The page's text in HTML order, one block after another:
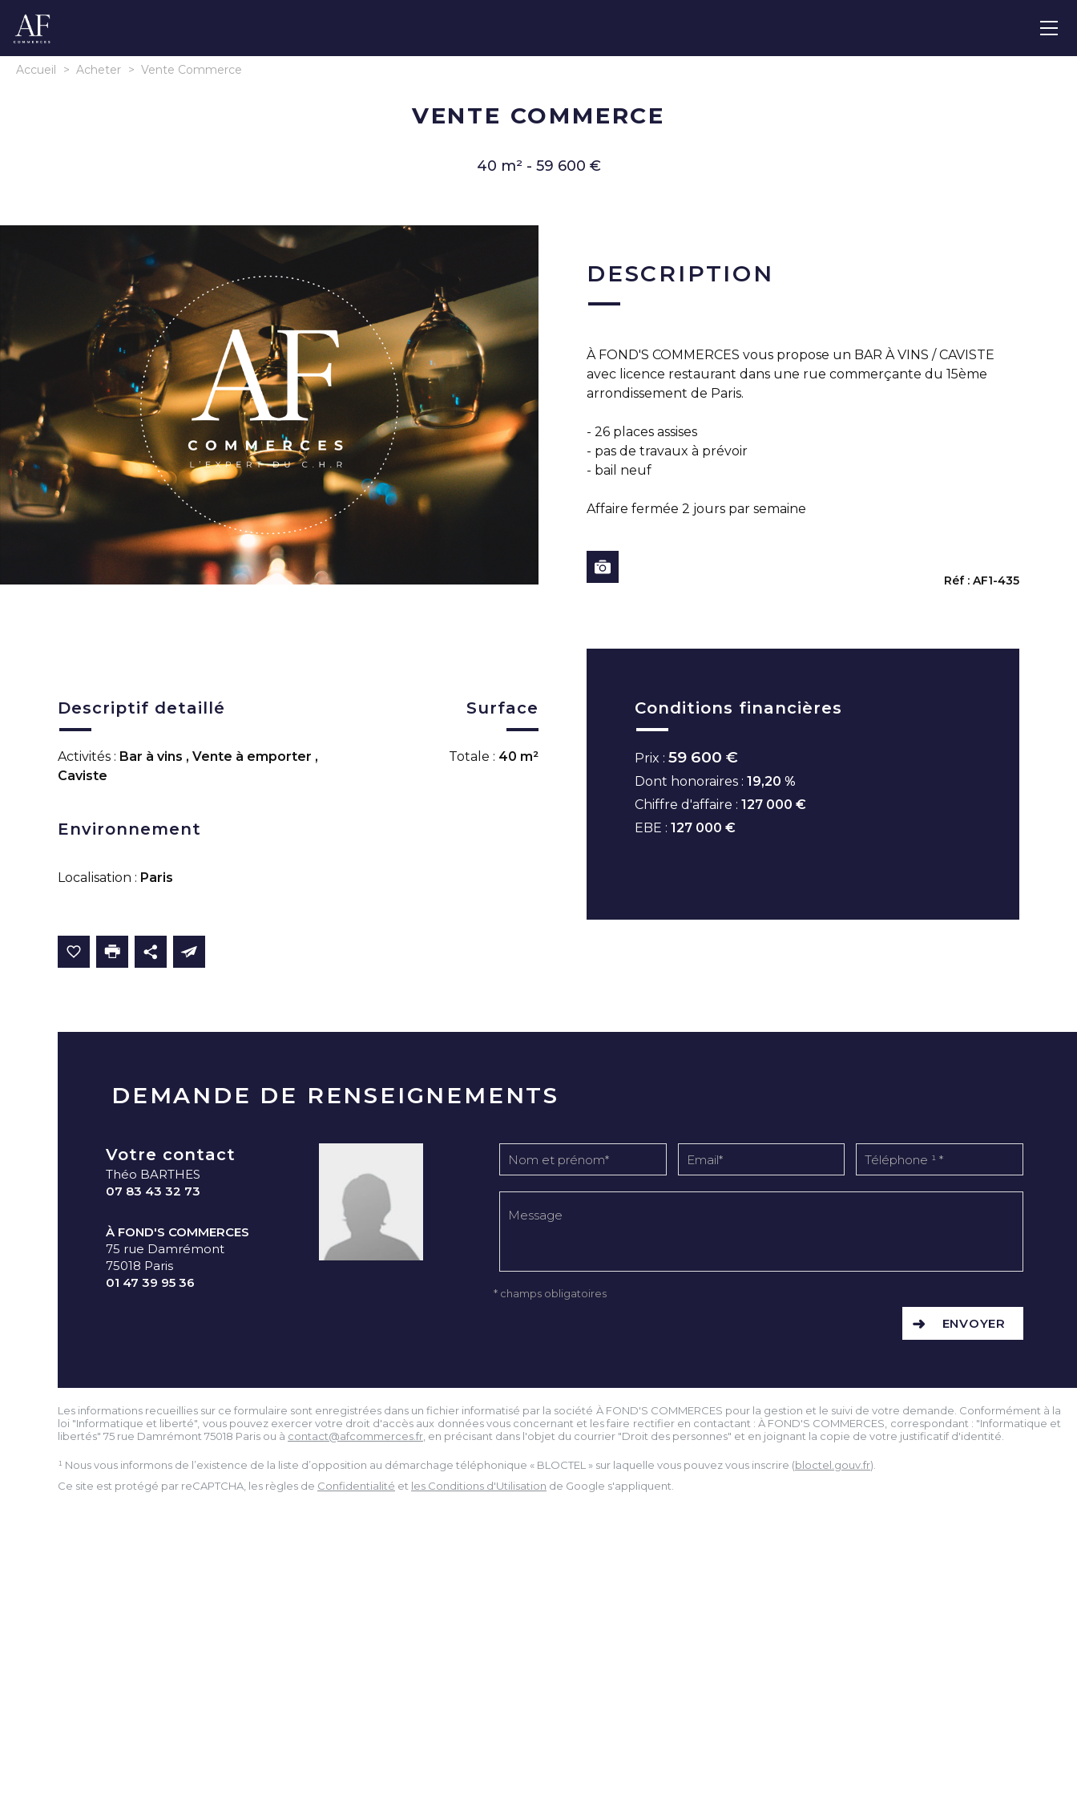
Accueil > Acheter > Vente Commerce
VENTE COMMERCE
40 m² - 59 600 €
DESCRIPTION
À FOND'S COMMERCES vous propose un BAR À VINS / CAVISTE
avec licence restaurant dans une rue commerçante du 15ème
arrondissement de Paris.
- 26 places assises
- pas de travaux à prévoir
- bail neuf
Affaire fermée 2 jours par semaine
Réf : AF1-435
Descriptif detaillé
Activités : Bar à vins , Vente à emporter ,
Caviste
Surface
Totale : 40 m²
Environnement
Localisation : Paris
Conditions financières
Prix : 59 600 €
Dont honoraires : 19,20 %
Chiffre d'affaire : 127 000 €
EBE : 127 000 €
DEMANDE DE RENSEIGNEMENTS
Votre contact
Théo BARTHES
07 83 43 32 73
À FOND'S COMMERCES
75 rue Damrémont
75018 Paris
01 47 39 95 36
* champs obligatoires
ENVOYER
Les informations recueillies sur ce formulaire sont enregistrées dans un fichier informatisé par la société À FOND'S COMMERCES pour la gestion et le suivi de votre demande. Conformément à la
loi "Informatique et liberté", vous pouvez exercer votre droit d'accès aux données vous concernant et les faire rectifier en contactant : À FOND'S COMMERCES, correspondant : "Informatique et
libertés" 75 rue Damrémont 75018 Paris ou à contact@afcommerces.fr , en précisant dans l'objet du courrier "Droit des personnes" et en joignant la copie de votre justificatif d'identité.
¹ Nous vous informons de l’existence de la liste d’opposition au démarchage téléphonique « BLOCTEL » sur laquelle vous pouvez vous inscrire (bloctel.gouv.fr).
Ce site est protégé par reCAPTCHA, les règles de Confidentialité et les Conditions d'Utilisation de Google s'appliquent.